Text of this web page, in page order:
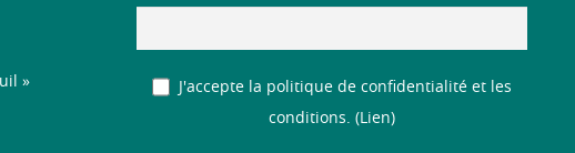
»
J'accepte la politique de confidentialité et les
conditions. ( Lien)